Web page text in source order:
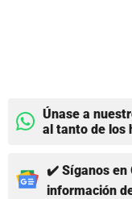
Únase a
al tanto de los
✔️ Síganos en
información